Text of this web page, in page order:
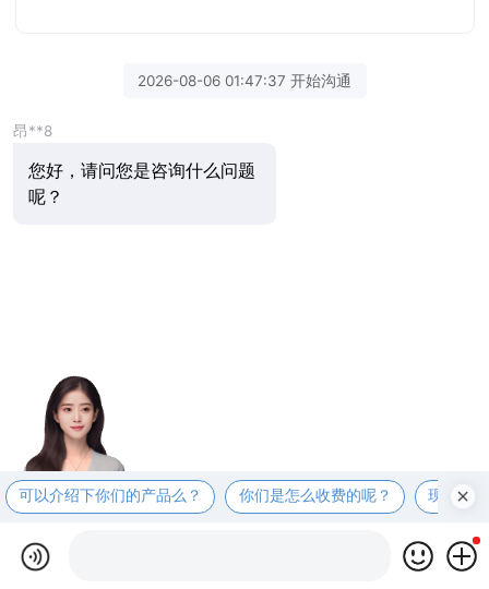
2026-08-06 01:47:37 开始沟通
昂**8
您好，请问您是咨询什么问题
呢？
可以介绍下你们的产品么？ 你们是怎么收费的呢？ 现在有